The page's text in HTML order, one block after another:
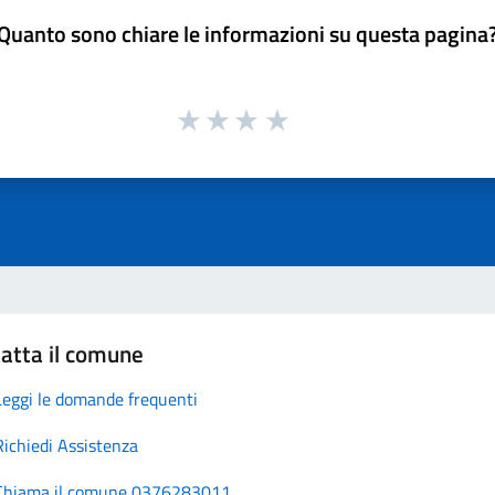
sono chiare le informazioni su questa
il comune
le domande frequenti
Assistenza